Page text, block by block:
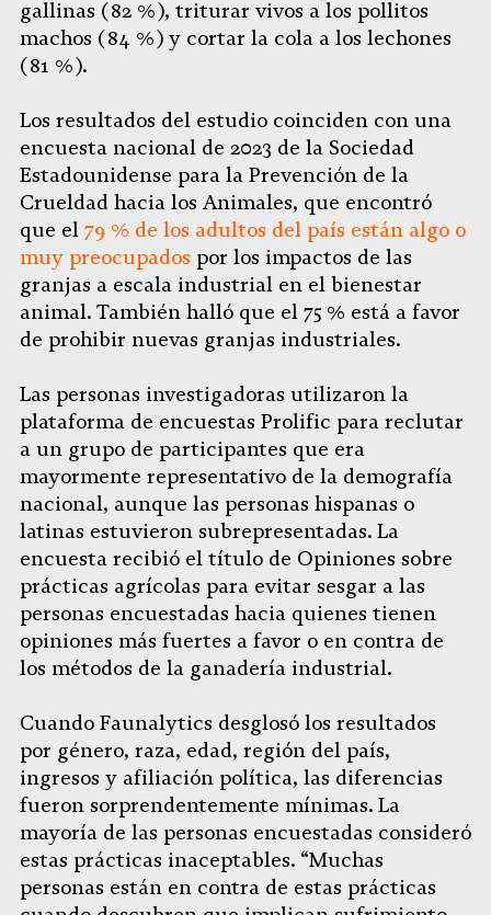
gallinas (82 %), triturar vivos a los pollitos
machos (84 %) y cortar la cola a los lechones
(81 %).
Los resultados del estudio coinciden con una
encuesta nacional de 2023 de la Sociedad
Estadounidense para la Prevención de la
Crueldad hacia los Animales, que encontró
que el 79 % de los adultos del país están algo o
muy preocupados por los impactos de las
granjas a escala industrial en el bienestar
animal. También halló que el 75 % está a favor
de prohibir nuevas granjas industriales.
Las personas investigadoras utilizaron la
plataforma de encuestas Prolific para reclutar
a un grupo de participantes que era
mayormente representativo de la demografía
nacional, aunque las personas hispanas o
latinas estuvieron subrepresentadas. La
encuesta recibió el título de Opiniones sobre
prácticas agrícolas para evitar sesgar a las
personas encuestadas hacia quienes tienen
opiniones más fuertes a favor o en contra de
los métodos de la ganadería industrial.
Cuando Faunalytics desglosó los resultados
por género, raza, edad, región del país,
ingresos y afiliación política, las diferencias
fueron sorprendentemente mínimas. La
mayoría de las personas encuestadas consideró
estas prácticas inaceptables. “Muchas
personas están en contra de estas prácticas